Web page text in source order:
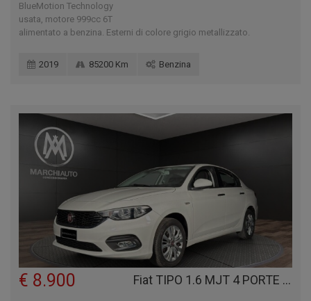
BlueMotion Technology
usata, motore 999cc 6T
alimentato a benzina. Esterni di colore grigio metallizzato.
2019 85200 Km Benzina
Fiat TIPO 1.6 MJT 4 PORTE OPENING EDITION
€ 8.900